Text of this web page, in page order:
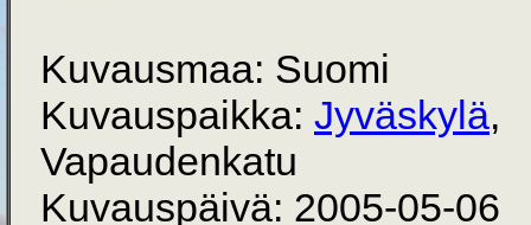
Kuvausmaa: Suomi
Kuvauspaikka: Jyväskylä,
Vapaudenkatu
Kuvauspäivä: 2005-05-06